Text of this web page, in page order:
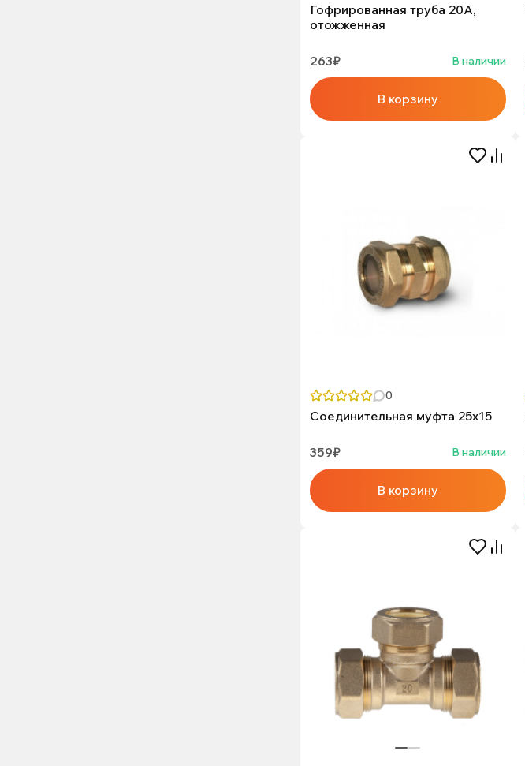
Гофрированная труба 20А,
отожженная
263₽ В наличии
В корзину
0
Соединительная муфта 25х15
359₽ В наличии
В корзину